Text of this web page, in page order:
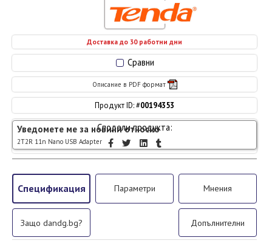
Сравни
Описание в PDF формат
Продукт ID: #00194353
Сподели продукта:
Доставка до 30 работни дни
Уведомете ме за новини относно
2T2R 11n Nano USB Adapter
Спецификация Параметри Мнения
Защо dandg.bg? Допълнителни